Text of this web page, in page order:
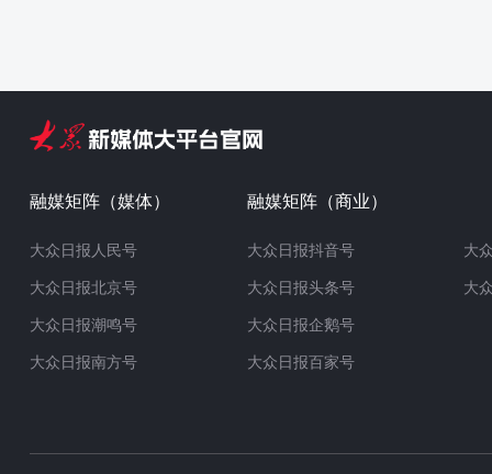
融媒矩阵（媒体）
大众日报人民号
大众日报北京号
大众日报潮鸣号
大众日报南方号
融媒矩阵（商业）
大众日报抖音号
大众日报头条号
大众日报企鹅号
大众日报百家号
大
大